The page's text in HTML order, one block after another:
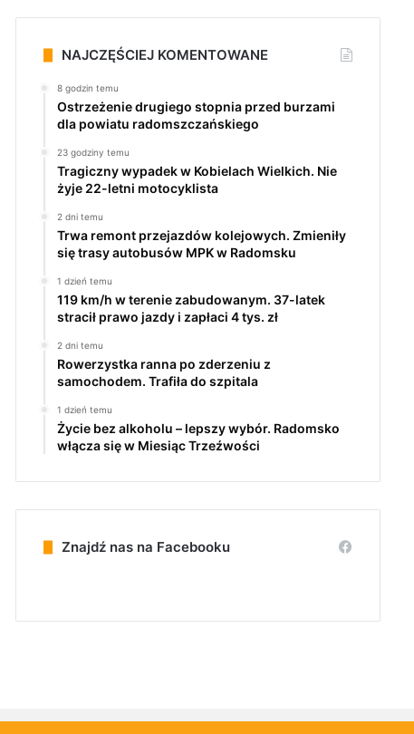
NAJCZĘŚCIEJ KOMENTOWANE
8 godzin temu
Ostrzeżenie drugiego stopnia przed burzami
dla powiatu radomszczańskiego
23 godziny temu
Tragiczny wypadek w Kobielach Wielkich. Nie
żyje 22-letni motocyklista
2 dni temu
Trwa remont przejazdów kolejowych. Zmieniły
się trasy autobusów MPK w Radomsku
1 dzień temu
119 km/h w terenie zabudowanym. 37-latek
stracił prawo jazdy i zapłaci 4 tys. zł
2 dni temu
Rowerzystka ranna po zderzeniu z
samochodem. Trafiła do szpitala
1 dzień temu
Życie bez alkoholu – lepszy wybór. Radomsko
włącza się w Miesiąc Trzeźwości
Znajdź nas na Facebooku